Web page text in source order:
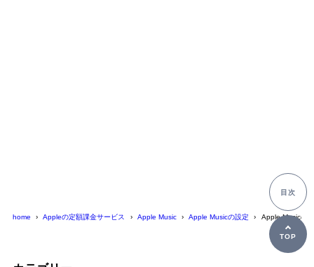
home Appleの定額課金サービス Apple Music Apple Musicの設定 Apple Musicの